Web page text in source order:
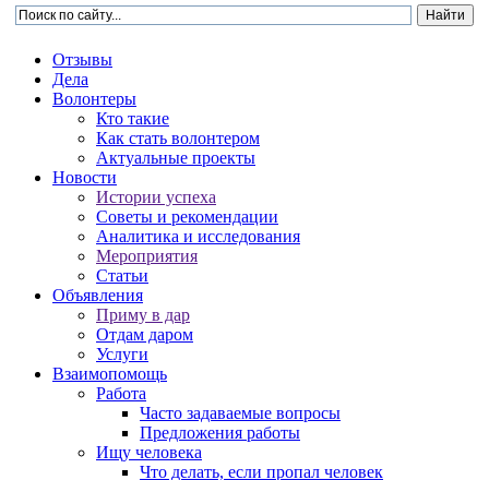
Отзывы
Дела
Волонтеры
Кто такие
Как стать волонтером
Актуальные проекты
Новости
Истории успеха
Советы и рекомендации
Аналитика и исследования
Мероприятия
Статьи
Объявления
Приму в дар
Отдам даром
Услуги
Взаимопомощь
Работа
Часто задаваемые вопросы
Предложения работы
Ищу человека
Что делать, если пропал человек